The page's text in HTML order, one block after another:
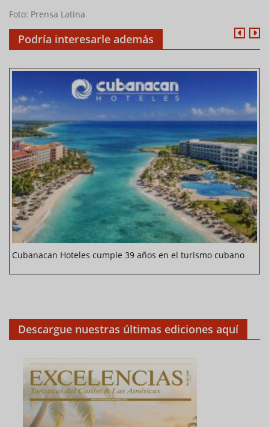
Foto: Prensa Latina
Podría interesarle además
Cubanacan Hoteles cumple 39 años en el turismo cubano
Descargue nuestras últimas ediciones aquí